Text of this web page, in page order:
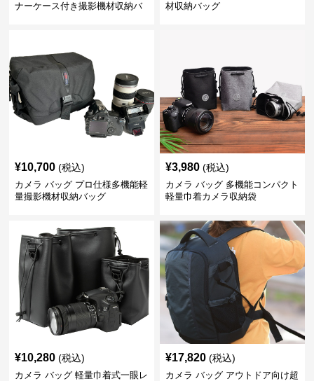
ナーケース付き撮影機材収納バ
材収納バッグ
¥10,700 (税込)
カメラ バッグ プロ仕様多機能軽
量撮影機材収納バッグ
¥3,980 (税込)
カメラ バッグ 多機能コンパクト
軽量巾着カメラ収納袋
¥10,280 (税込)
カメラ バッグ 軽量巾着式一眼レ
¥17,820 (税込)
カメラ バッグ アウトドア向け超